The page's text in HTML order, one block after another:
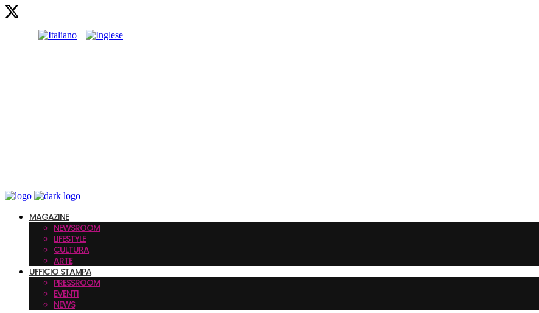
MAGAZINE
NEWSROOM
LIFESTYLE
CULTURA
ARTE
UFFICIO STAMPA
PRESSROOM
EVENTI
NEWS